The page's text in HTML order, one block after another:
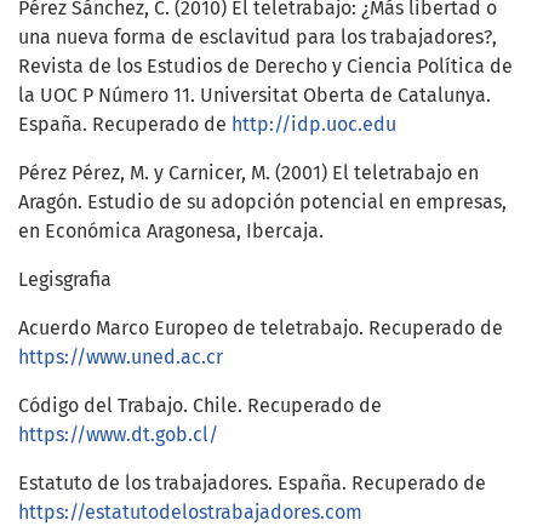
Pérez Sánchez, C. (2010) El teletrabajo: ¿Más libertad o
una nueva forma de esclavitud para los trabajadores?,
Revista de los Estudios de Derecho y Ciencia Política de
la UOC P Número 11. Universitat Oberta de Catalunya.
España. Recuperado de http://idp.uoc.edu
Pérez Pérez, M. y Carnicer, M. (2001) El teletrabajo en
Aragón. Estudio de su adopción potencial en empresas,
en Económica Aragonesa, Ibercaja.
Legisgrafia
Acuerdo Marco Europeo de teletrabajo. Recuperado de
https://www.uned.ac.cr
Código del Trabajo. Chile. Recuperado de
https://www.dt.gob.cl/
Estatuto de los trabajadores. España. Recuperado de
https://estatutodelostrabajadores.com